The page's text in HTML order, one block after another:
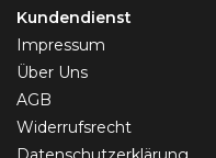
Kundendienst
Impressum
Über Uns
AGB
Widerrufsrecht